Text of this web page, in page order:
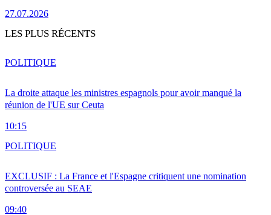
27.07.2026
LES PLUS RÉCENTS
La droite attaque les ministres espagnols pour avoir manqué la
réunion de l'UE sur Ceuta
10:15
POLITIQUE
EXCLUSIF : La France et l'Espagne critiquent une nomination
controversée au SEAE
09:40
POLITIQUE